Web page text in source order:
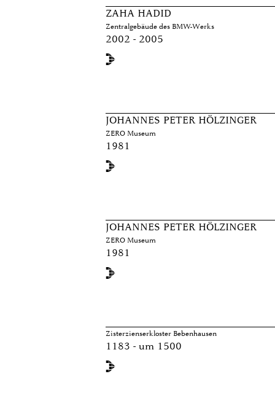
ZAHA HADID
Zentralgebäude des BMW-Werks
2002 - 2005
JOHANNES PETER HÖLZINGER
ZERO Museum
1981
JOHANNES PETER HÖLZINGER
ZERO Museum
1981
Zisterzienserkloster Bebenhausen
1183 - um 1500